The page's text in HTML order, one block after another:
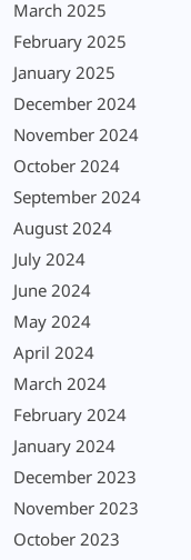
March 2025
February 2025
January 2025
December 2024
November 2024
October 2024
September 2024
August 2024
July 2024
June 2024
May 2024
April 2024
March 2024
February 2024
January 2024
December 2023
November 2023
October 2023